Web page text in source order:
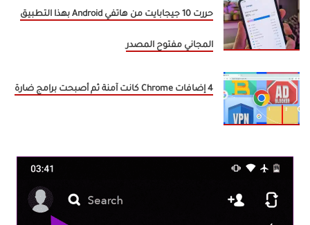
حررت 10 جيجابايت من هاتفي Android بهذا التطبيق
المجاني مفتوح المصدر
4 إضافات Chrome كانت آمنة ثم أصبحت برامج ضارة